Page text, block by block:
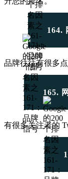
164.
品牌往往有很多点
165.
有很多关注者的